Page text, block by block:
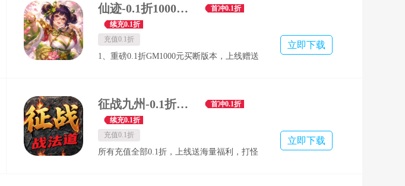
★【首日在线】仅需在线，众神核心・机械
神直升9星 ★【7日成神之路】连续登录7
天，即可免费将机械神升至十
券！还有极品异火自选兑换，打金特权开通
双倍返还代金券！ 3.开局就送异火福袋，虚
无吞炎、净莲妖火‌等极品异火全可开福袋获
得！ 4.线下返利福利多多！在线登录拿海量
仙迹-0.1折1000买断版-混服
首冲0.1折
续充0.1折
充值0.1折
1、重磅0.1折GM1000元买断版本，上线赠送
买断，一次付费终身享受
立即下载
征战九州-0.1折均衡战法道-绿色服
首冲0.1折
续充0.1折
充值0.1折
所有充值全部0.1折，上线送海量福利，打怪
立即下载